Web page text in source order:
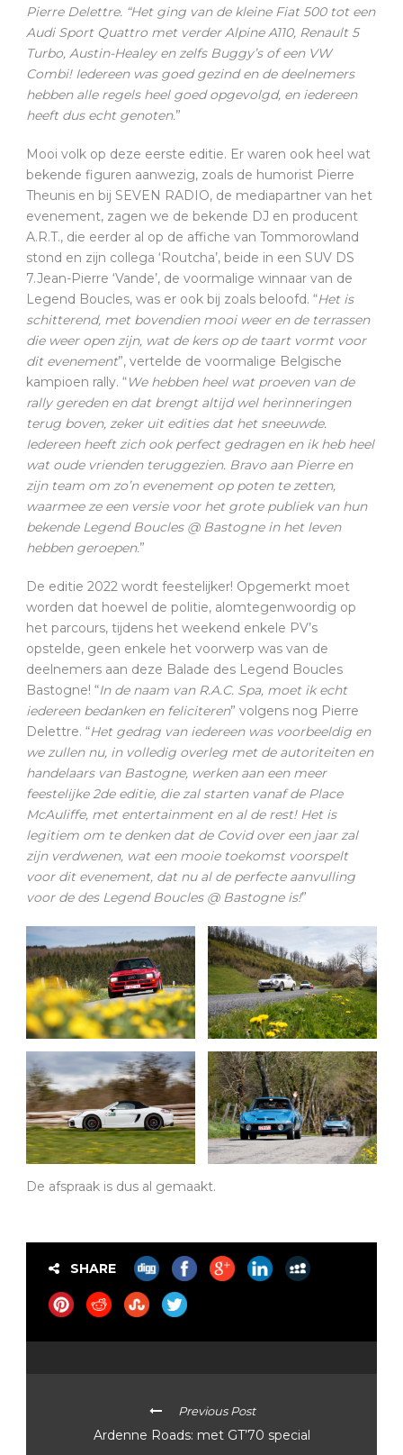
Pierre Delettre. “Het ging van de kleine Fiat 500 tot een
Audi Sport Quattro met verder Alpine A110, Renault 5
Turbo, Austin-Healey en zelfs Buggy’s of een VW
Combi! Iedereen was goed gezind en de deelnemers
hebben alle regels heel goed opgevolgd, en iedereen
heeft dus echt genoten.”
Mooi volk op deze eerste editie. Er waren ook heel wat
bekende figuren aanwezig, zoals de humorist Pierre
Theunis en bij SEVEN RADIO, de mediapartner van het
evenement, zagen we de bekende DJ en producent
A.R.T., die eerder al op de affiche van Tommorowland
stond en zijn collega ‘Routcha’, beide in een SUV DS
7.Jean-Pierre ‘Vande’, de voormalige winnaar van de
Legend Boucles, was er ook bij zoals beloofd. “Het is
schitterend, met bovendien mooi weer en de terrassen
die weer open zijn, wat de kers op de taart vormt voor
dit evenement”, vertelde de voormalige Belgische
kampioen rally. “We hebben heel wat proeven van de
rally gereden en dat brengt altijd wel herinneringen
terug boven, zeker uit edities dat het sneeuwde.
Iedereen heeft zich ook perfect gedragen en ik heb heel
wat oude vrienden teruggezien. Bravo aan Pierre en
zijn team om zo’n evenement op poten te zetten,
waarmee ze een versie voor het grote publiek van hun
bekende Legend Boucles @ Bastogne in het leven
hebben geroepen.”
De editie 2022 wordt feestelijker! Opgemerkt moet
worden dat hoewel de politie, alomtegenwoordig op
het parcours, tijdens het weekend enkele PV’s
opstelde, geen enkele het voorwerp was van de
deelnemers aan deze Balade des Legend Boucles
Bastogne! “In de naam van R.A.C. Spa, moet ik echt
iedereen bedanken en feliciteren” volgens nog Pierre
Delettre. “Het gedrag van iedereen was voorbeeldig en
we zullen nu, in volledig overleg met de autoriteiten en
handelaars van Bastogne, werken aan een meer
feestelijke 2de editie, die zal starten vanaf de Place
McAuliffe, met entertainment en al de rest! Het is
legitiem om te denken dat de Covid over een jaar zal
zijn verdwenen, wat een mooie toekomst voorspelt
voor dit evenement, dat nu al de perfecte aanvulling
voor de des Legend Boucles @ Bastogne is!”
De afspraak is dus al gemaakt.
SHARE
Previous Post
Ardenne Roads: met GT’70 special